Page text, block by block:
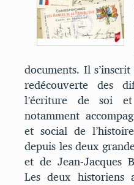
documents. Il
redécouverte des
l’écriture de
notamment
et social de
depuis les deux
et de Jean-Jacques
Les deux historiens